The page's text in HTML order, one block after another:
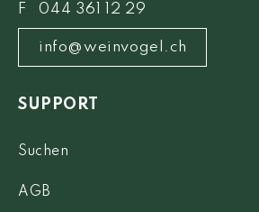
F 044 361 12 29
info@weinvogel.ch
SUPPORT
Suchen
AGB